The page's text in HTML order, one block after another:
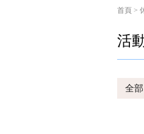
首頁 >
活
全部